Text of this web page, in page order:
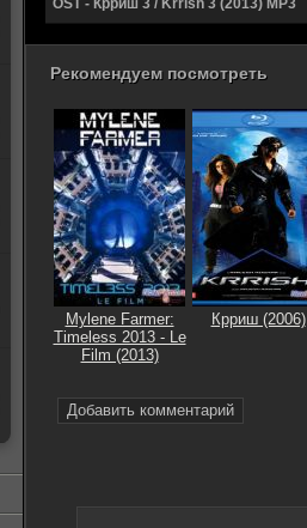
OST - Крриш 3 / Krrish 3 (2013) MP3
Рекомендуем посмотреть
Mylene Farmer:
Timeless 2013 - Le
Film (2013)
Крриш (2006)
Добавить комментарий